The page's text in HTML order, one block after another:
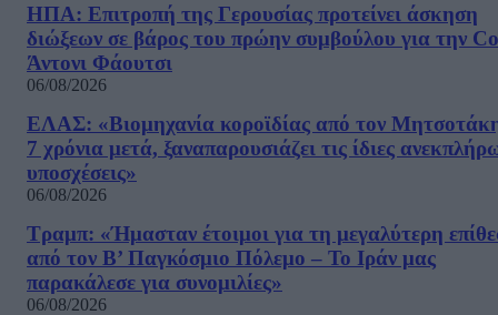
ΗΠΑ: Επιτροπή της Γερουσίας προτείνει άσκηση
διώξεων σε βάρος του πρώην συμβούλου για την
Άντονι Φάουτσι
06/08/2026
ΕΛΑΣ: «Βιομηχανία κοροϊδίας από τον
7 χρόνια μετά, ξαναπαρουσιάζει τις ίδιες
υποσχέσεις»
06/08/2026
Τραμπ: «Ήμασταν έτοιμοι για τη μεγαλύτερη
από τον Β’ Παγκόσμιο Πόλεμο – Το Ιράν μας
παρακάλεσε για συνομιλίες»
06/08/2026